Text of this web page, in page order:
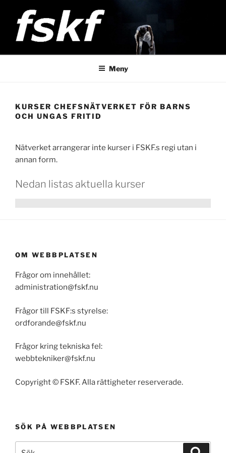
innehåll
FSKF
Föreningen Storstockholms kultur- och fritidschefer
Meny
KURSER CHEFSNÄTVERKET FÖR BARNS
OCH UNGAS FRITID
Nätverket arrangerar inte kurser i FSKF.s regi utan i
annan form.
Nedan listas aktuella kurser
OM WEBBPLATSEN
Frågor om innehållet:
administration@fskf.nu
Frågor till FSKF:s styrelse:
ordforande@fskf.nu
Frågor kring tekniska fel:
webbtekniker@fskf.nu
Copyright © FSKF. Alla rättigheter reserverade.
SÖK PÅ WEBBPLATSEN